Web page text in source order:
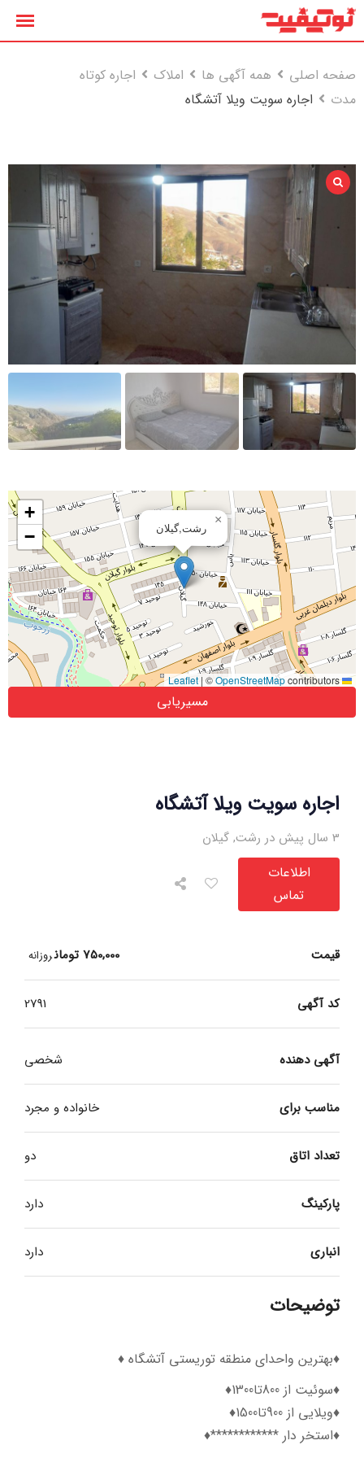
پرش
صفحه اصلی
همه آگهی ها املاک
اجاره کوتاه
مدت
اجاره سویت ویلا آتشگاه
اجاره سویت ویلا آتشگاه
3 سال پیش در رشت , گیلان
اطلاعات
تماس
قیمت 750,000 تومانروزانه
کد آگهی 2791
آگهی دهنده شخصی
مناسب برای خانواده و مجرد
تعداد اتاق دو
پارکینگ دارد
انباری دارد
توضیحات
♦️بهترین واحدای منطقه توریستی آتشگاه ♦️
♦️سوئیت از 800تا1300♦️
♦️ویلایی از 900تا1500♦️
♦️استخر دار ************♦️
رشت,گیلان
×
+
−
Leaflet
| ©OpenStreetMapcontributors
مسیریابی